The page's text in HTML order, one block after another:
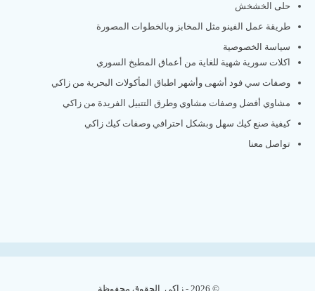
حلى الخشخش
طريقة عمل الفينو مثل المخابز وبالخطوات المصورة
سياسة الخصوصية
اكلات سورية شهية للغاية من أعماق المطبخ السوري
وصفات سي فود أشهى وأشهر اطباق المأكولات البحرية من زاكي
مشاوي أفضل وصفات مشاوي وطرق التتبيل الفريدة من زاكي
كيفية صنع كيك سهل وبشكل احترافي وصفات كيك زاكي
تواصل معنا
© 2026 - زاكي. الحقوق محفوظة.